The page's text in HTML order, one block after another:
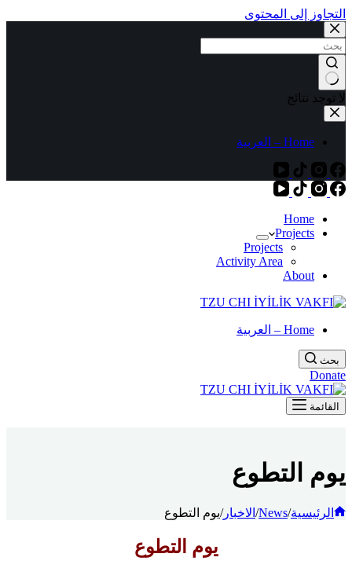
التجاوز إلى المحتوى
لا توجد نتائج
Home – العربية
Home
Projects
Projects
Activity Area
About
Home – العربية
بحث
Donate
القائمة
يوم التطوع
الرئيسية/
News
/ الاخبار/يوم التطوع
يوم التطوع